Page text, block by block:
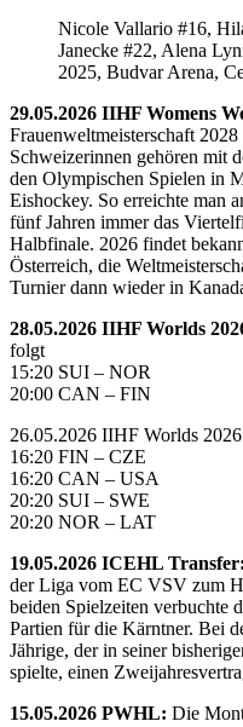
Nicole Vallario #16,
Janecke #22, Alena
2025, Budvar Arena,
29.05.2026 IIHF Womens
Frauenweltmeisterschaft
Schweizerinnen gehören mit
den Olympischen Spielen in
Eishockey. So erreichte man
fünf Jahren immer das
Halbfinale. 2026 findet
Österreich, die
Turnier dann wieder in
28.05.2026 IIHF Worlds
folgt
15:20 SUI – NOR
20:00 CAN – FIN
26.05.2026 IIHF Worlds
16:20 FIN – CZE
16:20 CAN – USA
20:20 SUI – SWE
20:20 NOR – LAT
19.05.2026 ICEHL Transfer:
der Liga vom EC VSV zum
beiden Spielzeiten verbuchte
Partien für die Kärntner. Bei
Jährige, der in seiner
spielte, einen
15.05.2026 PWHL: Die